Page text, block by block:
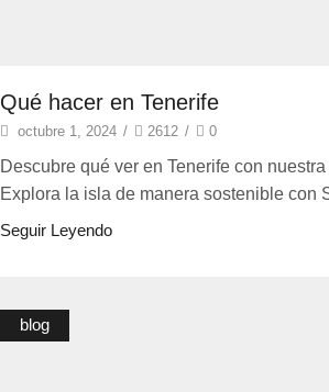
Qué hacer en Tenerife
octubre 1, 2024 / 2612 / 0
Descubre qué ver en Tenerife con
Explora la isla de manera sostenible con
Seguir Leyendo
blog